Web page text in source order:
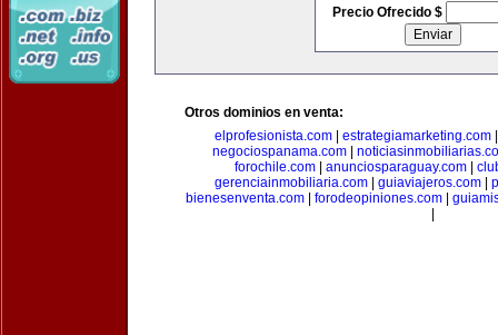
Precio Ofrecido $
Otros dominios en venta:
elprofesionista.com
estrategiamarketing.com
negociospanama.com
forochile.com| anunciosparaguay.com|
gerenciainmobiliaria.com
guiaviajeros.com
bienesenventa.com
forodeopiniones.com